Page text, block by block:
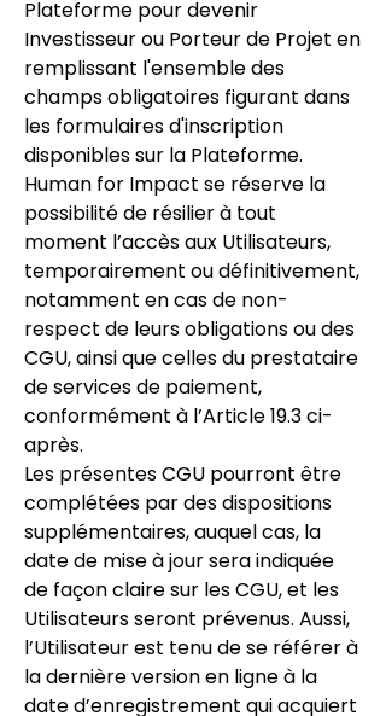
Plateforme pour devenir
Investisseur ou Porteur de Projet en
remplissant l'ensemble des
champs obligatoires figurant dans
les formulaires d'inscription
disponibles sur la Plateforme.
Human for Impact se réserve la
possibilité de résilier à tout
moment l’accès aux Utilisateurs,
temporairement ou définitivement,
notamment en cas de non-
respect de leurs obligations ou des
CGU, ainsi que celles du prestataire
de services de paiement,
conformément à l’Article 19.3 ci-
après.
Les présentes CGU pourront être
complétées par des dispositions
supplémentaires, auquel cas, la
date de mise à jour sera indiquée
de façon claire sur les CGU, et les
Utilisateurs seront prévenus. Aussi,
l’Utilisateur est tenu de se référer à
la dernière version en ligne à la
date d’enregistrement qui acquiert